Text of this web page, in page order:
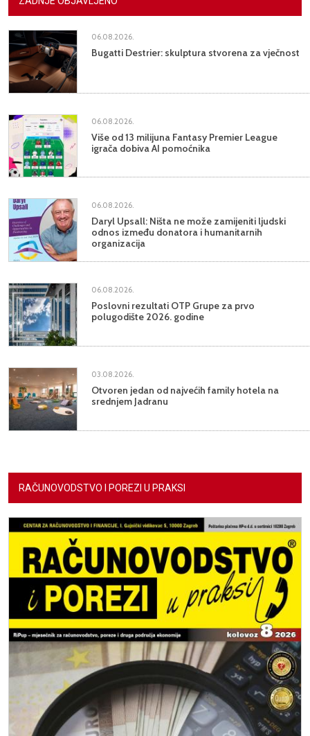
06.08.2026.
Bugatti Destrier: skulptura stvorena za vječnost
06.08.2026.
Više od 13 milijuna Fantasy Premier League
igrača dobiva AI pomoćnika
06.08.2026.
Daryl Upsall: Ništa ne može zamijeniti ljudski
odnos između donatora i humanitarnih
organizacija
06.08.2026.
Poslovni rezultati OTP Grupe za prvo
polugodište 2026. godine
03.08.2026.
Otvoren jedan od najvećih family hotela na
srednjem Jadranu
RAČUNOVODSTVO I POREZI U PRAKSI